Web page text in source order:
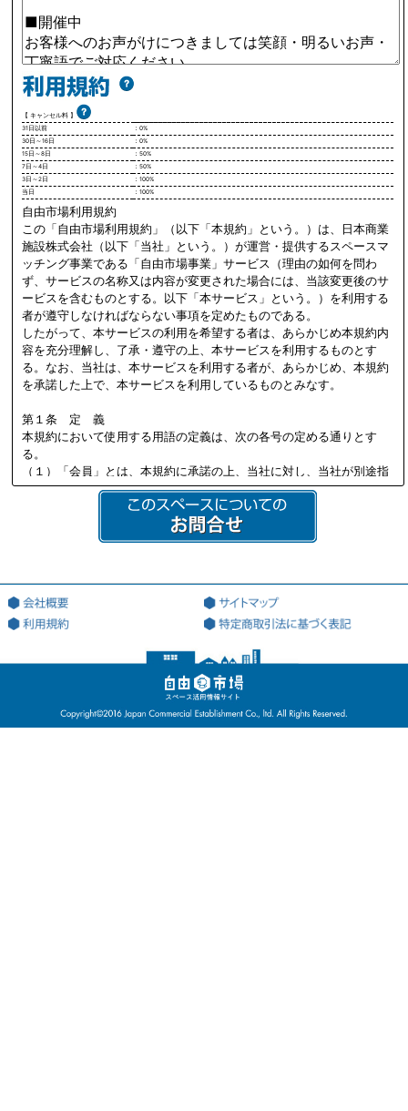
【 キャンセル料 】
31日以前
：0%
30日～16日
：0%
15日～8日
：50%
7日～4日
：50%
3日～2日
：100%
当日
：100%
自由市場利用規約
この「自由市場利用規約」（以下「本規約」という。）は、日本商業
施設株式会社（以下「当社」という。）が運営・提供するスペースマ
ッチング事業である「自由市場事業」サービス（理由の如何を問わ
ず、サービスの名称又は内容が変更された場合には、当該変更後のサ
ービスを含むものとする。以下「本サービス」という。）を利用する
者が遵守しなければならない事項を定めたものである。
したがって、本サービスの利用を希望する者は、あらかじめ本規約内
容を充分理解し、了承・遵守の上、本サービスを利用するものとす
る。なお、当社は、本サービスを利用する者が、あらかじめ、本規約
を承諾した上で、本サービスを利用しているものとみなす。
第１条 定 義
本規約において使用する用語の定義は、次の各号の定める通りとす
る。
（１）「会員」とは、本規約に承諾の上、当社に対し、当社が別途指
定する必要書類を提供し、当社の定める審査を通過して、当社より会
員資格を付与され会員登録を行った法人又は個人を意味する。
（２）「本サイト」とは、会員が本サービスを利用する際に用いる、
本サービス専用のWEBサイト（ドメインアドレス：http://jiyu18.jp）
ことを希望する法人又は個人を意味する。
（４）「登録情報」とは、当社が指定した、本サービスを利用するた
（５）「利用契約」とは、第3条第4項に基づき、当社と会員の間で成
立する会員による本サービスの利用に関する契約を意味する。
（６）「知的財産権」とは、著作権、特許権、実用新案権、商標権、
意匠権その他の知的財産権（これらの権利を取得し、又はこれらの権
利につき登録等を出願する一切の権利を含む）を意味する。